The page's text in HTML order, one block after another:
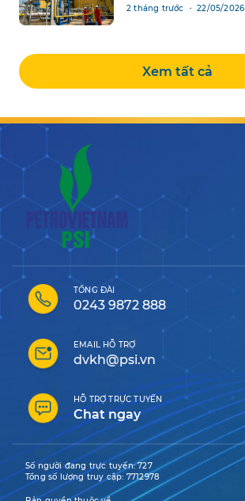
2 tháng trước ・ 22/05/2026
Xem tất cả
TỔNG ĐÀI
0243 9872 888
EMAIL HỖ TRỢ
dvkh@psi.vn
HỖ TRỢ TRỰC TUYẾN
Chat ngay
Số người đang trực tuyến:727
Tổng số lượng truy cập: 7712978